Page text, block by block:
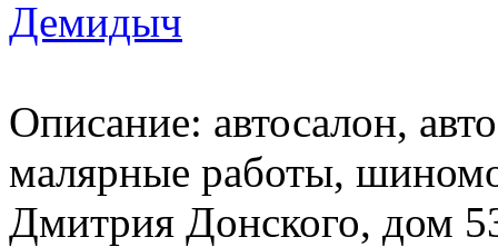
Демидыч
Описание: автосалон,
малярные работы,
Дмитрия Донского, дом